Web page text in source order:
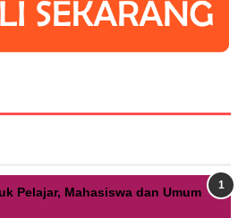
Pelajar, Mahasiswa dan Umum